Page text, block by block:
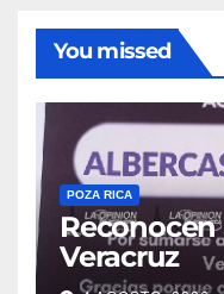
You missed
POZA RICA
Reconocen
Veracruz